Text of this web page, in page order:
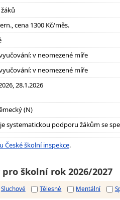
žáků
cena 1300 Kč/měs.
v neomezené míře
v neomezené míře
28.1.2026
(N)
systematickou podporu žákům se
České školní inspekce.
školní rok 2026/2027
Sluchové Tělesné Mentální